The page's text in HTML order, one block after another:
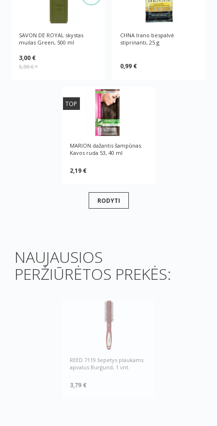
SAVON DE ROYAL skystas
muilas Green, 500 ml
3,00 €
5,99 €*
CHNA Irano bespalvė
stiprinanti, 25 g
0,99 €
TOP
MARION dažantis šampūnas.
Kavos ruda 53, 40 ml
2,19 €
RODYTI
NAUJAUSIOS
PERŽIŪRĖTOS PREKĖS:
REED 7119 šepetys plaukams
apvalus Burgund, 1 vnt.
3,79 €